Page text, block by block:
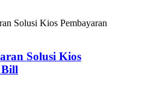
Solusi Kios
Bill